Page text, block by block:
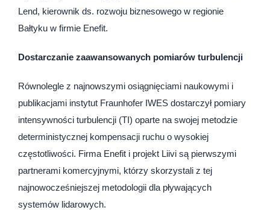
Lend, kierownik ds. rozwoju biznesowego w regionie
Bałtyku w firmie Enefit.
Dostarczanie zaawansowanych pomiarów turbulencji
Równolegle z najnowszymi osiągnięciami naukowymi i
publikacjami instytut Fraunhofer IWES dostarczył pomiary
intensywności turbulencji (TI) oparte na swojej metodzie
deterministycznej kompensacji ruchu o wysokiej
częstotliwości. Firma Enefit i projekt Liivi są pierwszymi
partnerami komercyjnymi, którzy skorzystali z tej
najnowocześniejszej metodologii dla pływających
systemów lidarowych.